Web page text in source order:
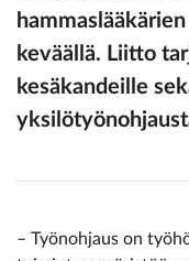
keväällä. Liitto
kesäkandeille
– Työnohjaus on